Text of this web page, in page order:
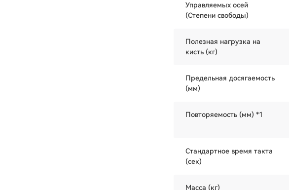
Управляемых осей
(Степени свободы)
Полезная нагрузка на
кисть (кг)
Предельная досягаемость
(мм)
Повторяемость (мм) *1
Стандартное время такта
(сек)
Масса (кг)